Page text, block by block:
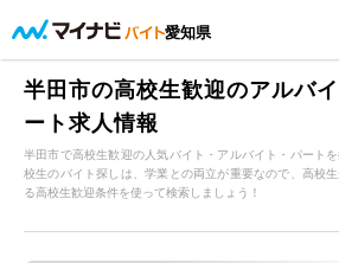
愛知県
半田市の高校生歓迎のアルバ
ート求人情報
半田市で高校生歓迎の人気バイト・アルバイト・パート
校生のバイト探しは、学業との両立が重要なので、高校
る高校生歓迎条件を使って検索しましょう！